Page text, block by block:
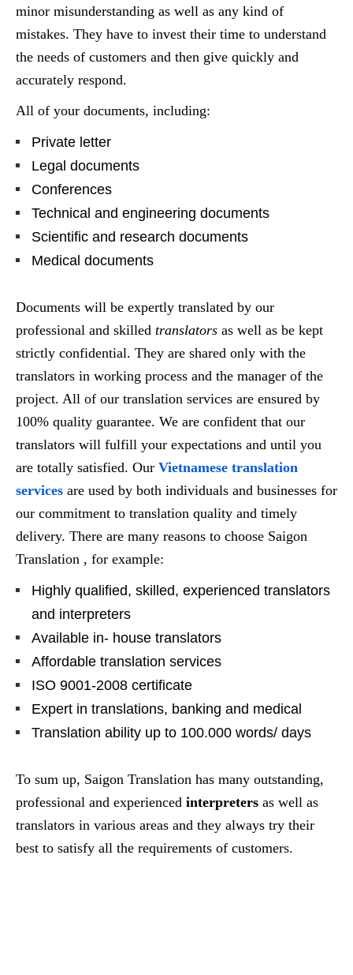
minor misunderstanding as well as any kind of
mistakes. They have to invest their time to understand
the needs of customers and then give quickly and
accurately respond.
All of your documents, including:
Private letter
Legal documents
Conferences
Technical and engineering documents
Scientific and research documents
Medical documents
Documents will be expertly translated by our
professional and skilled translators as well as be kept
strictly confidential. They are shared only with the
translators in working process and the manager of the
project. All of our translation services are ensured by
100% quality guarantee. We are confident that our
translators will fulfill your expectations and until you
are totally satisfied. Our Vietnamese translation
services are used by both individuals and businesses for
our commitment to translation quality and timely
delivery. There are many reasons to choose Saigon
Translation , for example:
Highly qualified, skilled, experienced translators
and interpreters
Available in- house translators
Affordable translation services
ISO 9001-2008 certificate
Expert in translations, banking and medical
Translation ability up to 100.000 words/ days
To sum up, Saigon Translation has many outstanding,
professional and experienced interpreters as well as
translators in various areas and they always try their
best to satisfy all the requirements of customers.